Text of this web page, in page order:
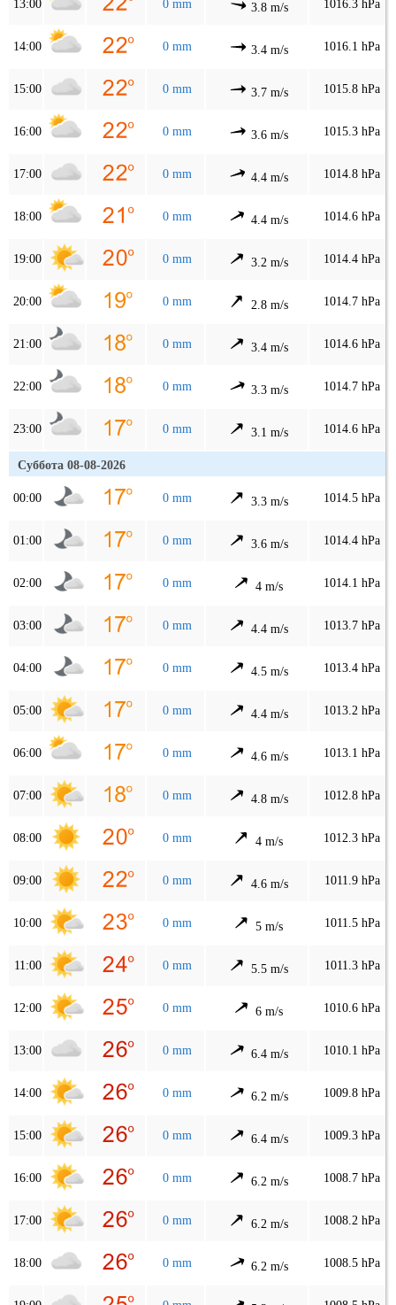
13:00 0 mm 3.8 m/s 1016.3 hPa
14:00 0 mm 3.4 m/s 1016.1 hPa
15:00 0 mm 3.7 m/s 1015.8 hPa
16:00 0 mm 3.6 m/s 1015.3 hPa
17:00 0 mm 4.4 m/s 1014.8 hPa
18:00 0 mm 4.4 m/s 1014.6 hPa
19:00 0 mm 3.2 m/s 1014.4 hPa
20:00 0 mm 2.8 m/s 1014.7 hPa
21:00 0 mm 3.4 m/s 1014.6 hPa
22:00 0 mm 3.3 m/s 1014.7 hPa
23:00 0 mm 3.1 m/s 1014.6 hPa
Суббота 08-08-2026
00:00 0 mm 3.3 m/s 1014.5 hPa
01:00 0 mm 3.6 m/s 1014.4 hPa
02:00 0 mm 4 m/s 1014.1 hPa
03:00 0 mm 4.4 m/s 1013.7 hPa
04:00 0 mm 4.5 m/s 1013.4 hPa
05:00 0 mm 4.4 m/s 1013.2 hPa
06:00 0 mm 4.6 m/s 1013.1 hPa
07:00 0 mm 4.8 m/s 1012.8 hPa
08:00 0 mm 4 m/s 1012.3 hPa
09:00 0 mm 4.6 m/s 1011.9 hPa
10:00 0 mm 5 m/s 1011.5 hPa
11:00 0 mm 5.5 m/s 1011.3 hPa
12:00 0 mm 6 m/s 1010.6 hPa
13:00 0 mm 6.4 m/s 1010.1 hPa
14:00 0 mm 6.2 m/s 1009.8 hPa
15:00 0 mm 6.4 m/s 1009.3 hPa
16:00 0 mm 6.2 m/s 1008.7 hPa
17:00 0 mm 6.2 m/s 1008.2 hPa
18:00 0 mm 6.2 m/s 1008.5 hPa